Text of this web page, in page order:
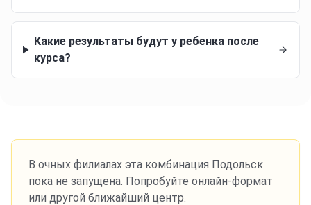
Какие результаты будут у ребенка после
курса?
В очных филиалах эта комбинация Подольск
пока не запущена. Попробуйте онлайн-формат
или другой ближайший центр.